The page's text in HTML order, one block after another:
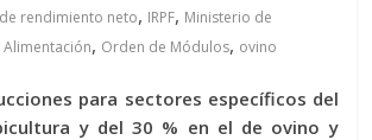
rendimiento neto, IRPF, Ministerio de
Alimentación, Orden de Módulos, ovino
para sectores específicos del
y del 30 % en el de ovino y